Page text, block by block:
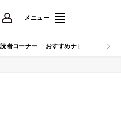
メニュー
読者コーナー おすすめナビ マイナビ